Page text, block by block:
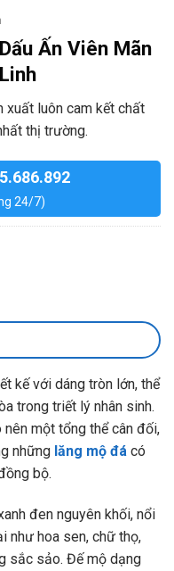
Ấn Viên Mãn
xuất luôn cam kết chất
thị trường.
24/7)
kế với dáng tròn lớn, thể
trong triết lý nhân sinh.
một tổng thể cân đối,
những lăng mộ đá có
bộ.
đen nguyên khối, nổi
như hoa sen, chữ thọ,
sắc sảo. Đế mộ dạng